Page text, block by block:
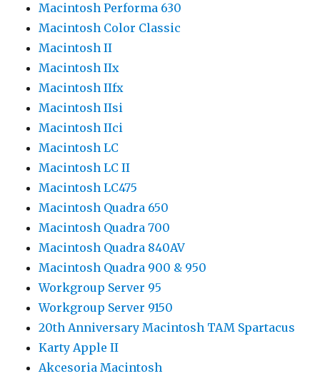
Macintosh Performa 630
Macintosh Color Classic
Macintosh II
Macintosh IIx
Macintosh IIfx
Macintosh IIsi
Macintosh IIci
Macintosh LC
Macintosh LC II
Macintosh LC475
Macintosh Quadra 650
Macintosh Quadra 700
Macintosh Quadra 840AV
Macintosh Quadra 900 & 950
Workgroup Server 95
Workgroup Server 9150
20th Anniversary Macintosh TAM Spartacus
Karty Apple II
Akcesoria Macintosh